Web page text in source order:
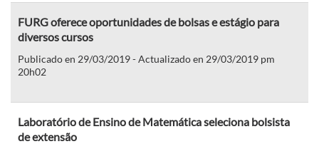
FURG oferece oportunidades de bolsas e estágio para
diversos cursos
Publicado en 29/03/2019 - Actualizado en 29/03/2019 pm
20h02
Laboratório de Ensino de Matemática seleciona bolsista
de extensão